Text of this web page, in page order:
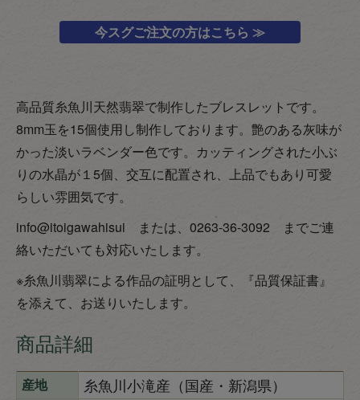
今スグご注文の方はこちら ≫
高品質糸魚川天然翡翠で制作したブレスレットです。
8mm玉を15個使用し制作しております。艶のある灰味が
かった淡いラベンダー色です。カッティングされた小ぶ
りの水晶が１5個、交互に配置され、上品でもあり可愛
らしい雰囲気です。
info@itoigawahisui または、0263-36-3092 までご連
絡いただいても対応いたします。
※糸魚川翡翠による作品の証明として、『品質保証書』
を添えて、お送りいたします。
商品詳細
産地 糸魚川小滝産（国産・新潟県）